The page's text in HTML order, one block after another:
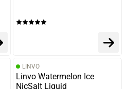
LINVO
Linvo Watermelon Ice
NicSalt Liquid